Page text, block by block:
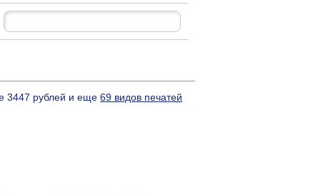
3447 рублей и еще 69 видов печатей